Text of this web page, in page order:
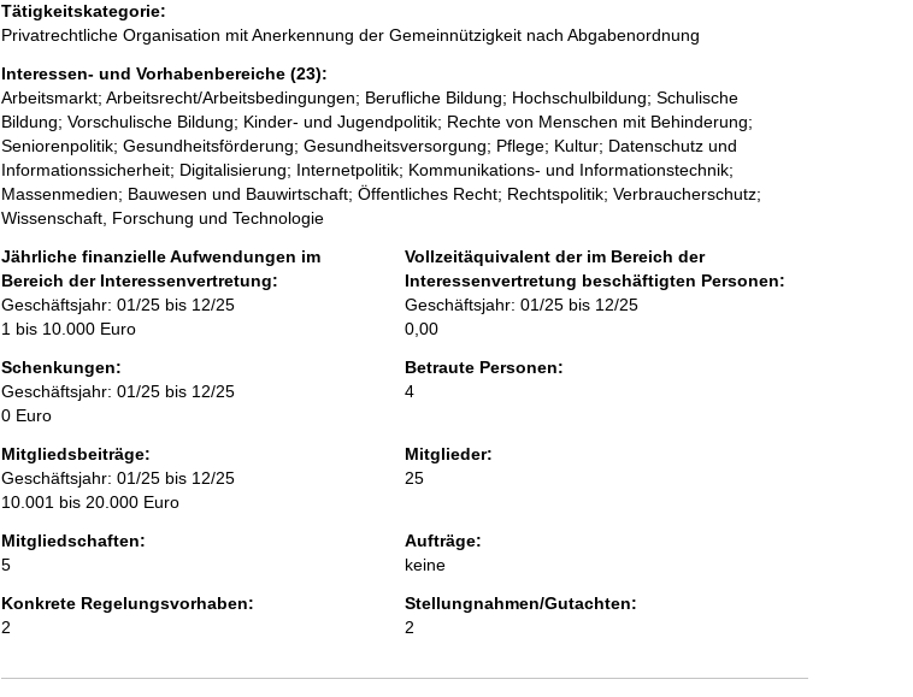
Tätigkeitskategorie:
Privatrechtliche Organisation mit Anerkennung der Gemeinnützigkeit nach Abgabenordnung
Interessen- und Vorhabenbereiche (23):
Arbeitsmarkt; Arbeitsrecht/Arbeitsbedingungen; Berufliche Bildung; Hochschulbildung; Schulische
Bildung; Vorschulische Bildung; Kinder- und Jugendpolitik; Rechte von Menschen mit Behinderung;
Seniorenpolitik; Gesundheitsförderung; Gesundheitsversorgung; Pflege; Kultur; Datenschutz und
Informationssicherheit; Digitalisierung; Internetpolitik; Kommunikations- und Informationstechnik;
Massenmedien; Bauwesen und Bauwirtschaft; Öffentliches Recht; Rechtspolitik; Verbraucherschutz;
Wissenschaft, Forschung und Technologie
Jährliche finanzielle Aufwendungen im
Bereich der Interessenvertretung:
Geschäftsjahr: 01/25 bis 12/25
1 bis 10.000 Euro
Vollzeitäquivalent der im Bereich der
Interessenvertretung beschäftigten Personen:
Geschäftsjahr: 01/25 bis 12/25
0,00
Schenkungen:
Geschäftsjahr: 01/25 bis 12/25
0 Euro
Betraute Personen:
4
Mitgliedsbeiträge:
Geschäftsjahr: 01/25 bis 12/25
10.001 bis 20.000 Euro
Mitglieder:
25
Mitgliedschaften:
5
Aufträge:
keine
Konkrete Regelungsvorhaben:
2
Stellungnahmen/Gutachten:
2